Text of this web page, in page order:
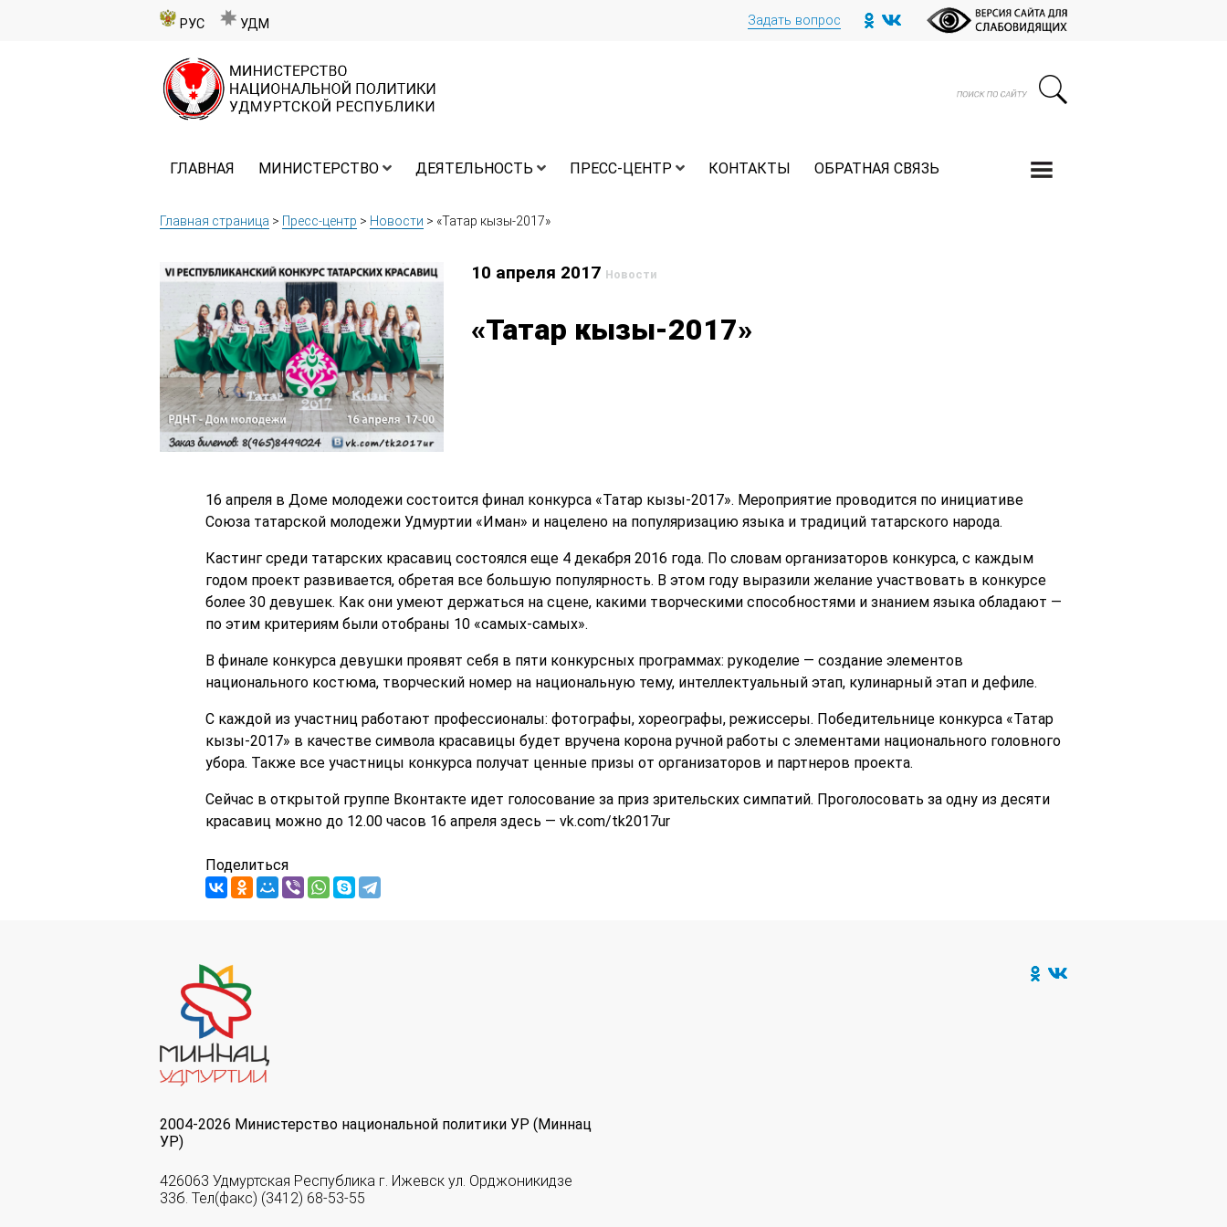
РУС УДМ Задать вопрос
ГЛАВНАЯ МИНИСТЕРСТВО ДЕЯТЕЛЬНОСТЬ ПРЕСС-ЦЕНТР КОНТАКТЫ ОБРАТНАЯ СВЯЗЬ
Главная страница > Пресс-центр > Новости > «Татар кызы-2017»
10 апреля 2017 Новости
«Татар кызы-2017»
16 апреля в Доме молодежи состоится финал конкурса «Татар кызы-2017». Мероприятие проводится по инициативе
Союза татарской молодежи Удмуртии «Иман» и нацелено на популяризацию языка и традиций татарского народа.
Кастинг среди татарских красавиц состоялся еще 4 декабря 2016 года. По словам организаторов конкурса, с каждым
годом проект развивается, обретая все большую популярность. В этом году выразили желание участвовать в конкурсе
более 30 девушек. Как они умеют держаться на сцене, какими творческими способностями и знанием языка обладают —
по этим критериям были отобраны 10 «самых-самых».
В финале конкурса девушки проявят себя в пяти конкурсных программах: рукоделие — создание элементов
национального костюма, творческий номер на национальную тему, интеллектуальный этап, кулинарный этап и дефиле.
С каждой из участниц работают профессионалы: фотографы, хореографы, режиссеры. Победительнице конкурса «Татар
кызы-2017» в качестве символа красавицы будет вручена корона ручной работы с элементами национального головного
убора. Также все участницы конкурса получат ценные призы от организаторов и партнеров проекта.
Сейчас в открытой группе Вконтакте идет голосование за приз зрительских симпатий. Проголосовать за одну из десяти
красавиц можно до 12.00 часов 16 апреля здесь — vk.com/tk2017ur
Поделиться
2004-2026 Министерство национальной политики УР (Миннац
УР)
426063 Удмуртская Республика г. Ижевск ул. Орджоникидзе
33б. Тел(факс) (3412) 68-53-55